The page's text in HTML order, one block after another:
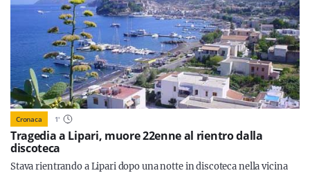
Cronaca 1'
Tragedia a Lipari, muore 22enne al rientro dalla
discoteca
Stava rientrando a Lipari dopo una notte in discoteca nella vicina